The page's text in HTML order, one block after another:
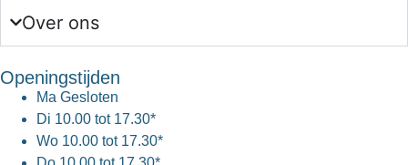
Over ons
Openingstijden
Ma Gesloten
Di 10.00 tot 17.30*
Wo 10.00 tot 17.30*